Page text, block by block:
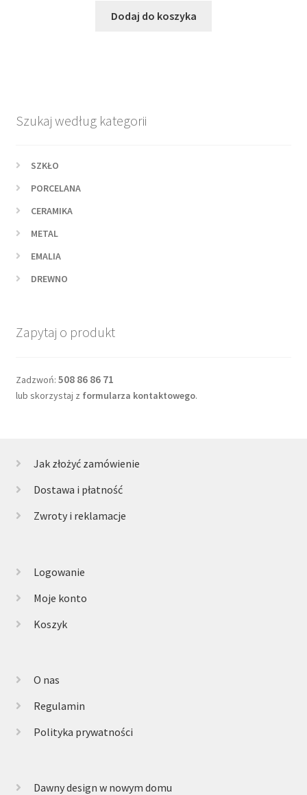
Dodaj do koszyka
Szukaj według kategorii
SZKŁO
PORCELANA
CERAMIKA
METAL
EMALIA
DREWNO
Zapytaj o produkt
Zadzwoń: 508 86 86 71
lub skorzystaj z formularza kontaktowego.
Jak złożyć zamówienie
Dostawa i płatność
Zwroty i reklamacje
Logowanie
Moje konto
Koszyk
O nas
Regulamin
Polityka prywatności
Dawny design w nowym domu